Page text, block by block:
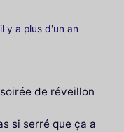
y a plus d'un an
de réveillon
si serré que ça a